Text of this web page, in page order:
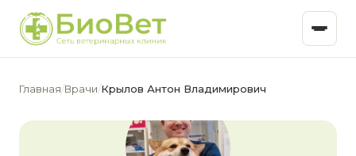
Главная/Врачи/Крылов Антон Владимирович